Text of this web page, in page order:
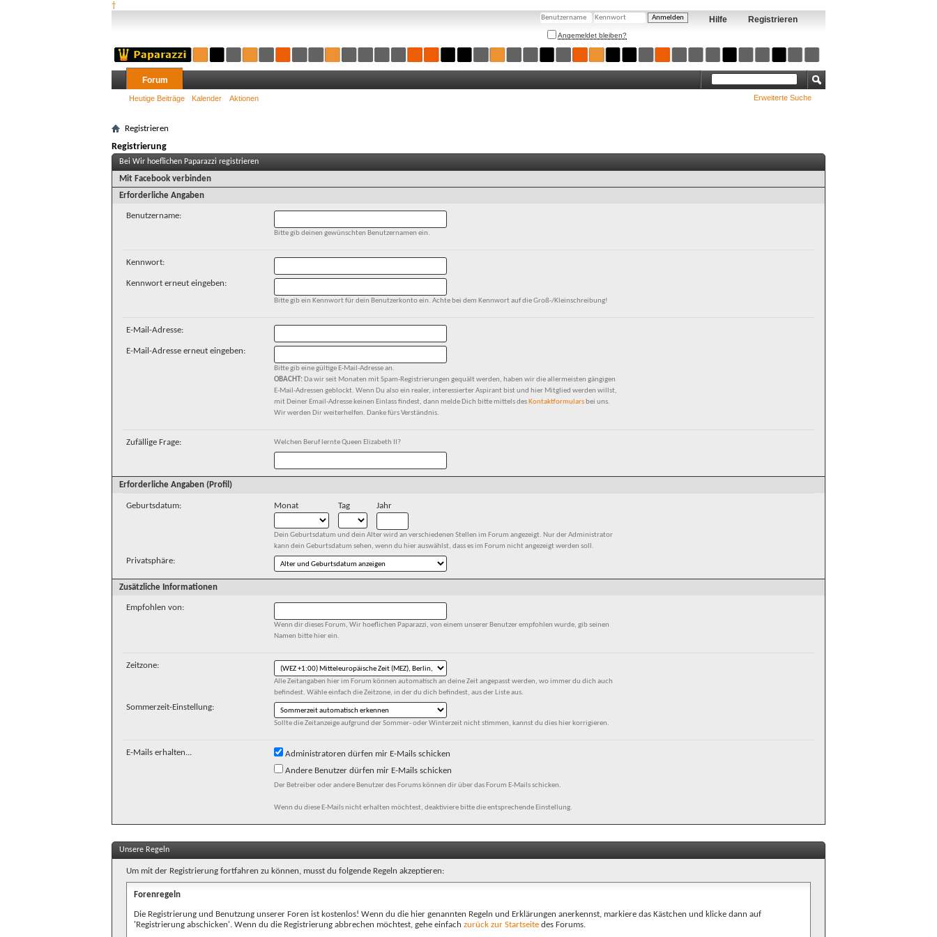
†
Registrieren
Hilfe
Angemeldet bleiben?
Forum
Heutige Beiträge Kalender Aktionen Erweiterte Suche
Registrieren
Registrierung
Bei Wir hoeflichen Paparazzi registrieren
Mit Facebook verbinden
Erforderliche Angaben
Benutzername:
Bitte gib deinen gewünschten Benutzernamen ein.
Kennwort:
Kennwort erneut eingeben:
Bitte gib ein Kennwort für dein Benutzerkonto ein. Achte bei dem Kennwort auf die Groß-/Kleinschreibung!
E-Mail-Adresse:
E-Mail-Adresse erneut eingeben:
Bitte gib eine gültige E-Mail-Adresse an.
OBACHT: Da wir seit Monaten mit Spam-Registrierungen gequält werden, haben wir die allermeisten gängigen
E-Mail-Adressen geblockt. Wenn Du also ein realer, interessierter Aspirant bist und hier Mitglied werden willst,
mit Deiner Email-Adresse keinen Einlass findest, dann melde Dich bitte mittels des Kontaktformulars bei uns.
Wir werden Dir weiterhelfen. Danke fürs Verständnis.
Zufällige Frage: Welchen Beruf lernte Queen Elizabeth II?
Erforderliche Angaben (Profil)
Geburtsdatum: Monat Tag Jahr
Dein Geburtsdatum und dein Alter wird an verschiedenen Stellen im Forum angezeigt. Nur der Administrator
kann dein Geburtsdatum sehen, wenn du hier auswählst, dass es im Forum nicht angezeigt werden soll.
Privatsphäre:
Zusätzliche Informationen
Empfohlen von:
Wenn dir dieses Forum, Wir hoeflichen Paparazzi, von einem unserer Benutzer empfohlen wurde, gib seinen
Namen bitte hier ein.
Zeitzone:
Alle Zeitangaben hier im Forum können automatisch an deine Zeit angepasst werden, wo immer du dich auch
befindest. Wähle einfach die Zeitzone, in der du dich befindest, aus der Liste aus.
Sommerzeit-Einstellung:
Sollte die Zeitanzeige aufgrund der Sommer- oder Winterzeit nicht stimmen, kannst du dies hier korrigieren.
E-Mails erhalten...
Administratoren dürfen mir E-Mails schicken
Andere Benutzer dürfen mir E-Mails schicken
Der Betreiber oder andere Benutzer des Forums können dir über das Forum E-Mails schicken.
Wenn du diese E-Mails nicht erhalten möchtest, deaktiviere bitte die entsprechende Einstellung.
Unsere Regeln
Um mit der Registrierung fortfahren zu können, musst du folgende Regeln akzeptieren:
Forenregeln
Die Registrierung und Benutzung unserer Foren ist kostenlos! Wenn du die hier genannten Regeln und Erklärungen anerkennst, markiere das Kästchen und klicke dann auf
'Registrierung abschicken'. Wenn du die Registrierung abbrechen möchtest, gehe einfach zurück zur Startseite des Forums.